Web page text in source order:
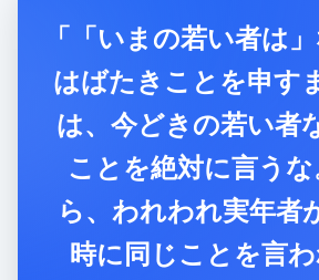
「「いまの若い者は
はばたきことを申す
は、今どきの若い者
ことを絶対に言う
ら、われわれ実年者
時に同じことを言